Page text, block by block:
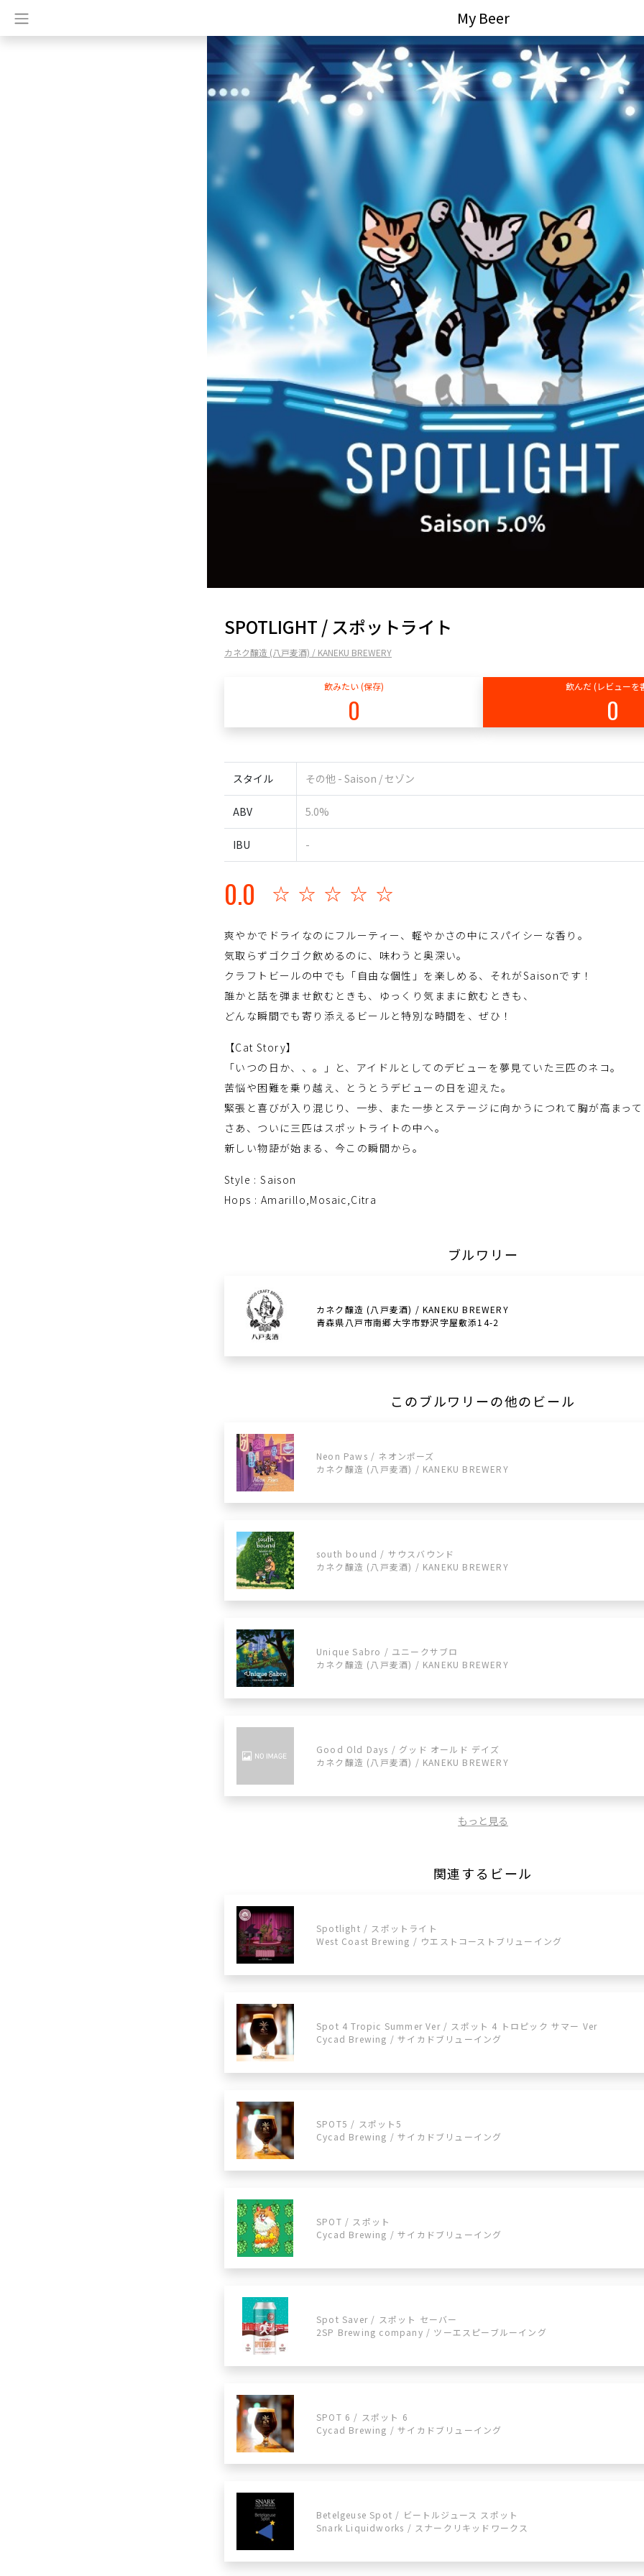
My Beer
SPOTLIGHT / スポットライト
カネク醸造 (八戸麦酒) / KANEKU BREWERY
飲みたい (保存)
0
飲んだ (レビューを
0
スタイル その他 - Saison / セゾン
ABV 5.0%
IBU -
0.0 ☆☆☆☆☆
爽やかでドライなのにフルーティー、軽やかさの中にスパイシーな香り。
気取らずゴクゴク飲めるのに、味わうと奥深い。
クラフトビールの中でも「自由な個性」を楽しめる、それがSaisonです！
誰かと話を弾ませ飲むときも、ゆっくり気ままに飲むときも、
どんな瞬間でも寄り添えるビールと特別な時間を、ぜひ！
【Cat Story】
「いつの日か、、。」と、アイドルとしてのデビューを夢見ていた三匹のネコ。
苦悩や困難を乗り越え、とうとうデビューの日を迎えた。
緊張と喜びが入り混じり、一歩、また一歩とステージに向かうにつれて胸が高まっ
さあ、ついに三匹はスポットライトの中へ。
新しい物語が始まる、今この瞬間から。
Style : Saison
Hops : Amarillo,Mosaic,Citra
ブルワリー
カネク醸造 (八戸麦酒) / KANEKU BREWERY
青森県八戸市南郷大字市野沢字屋敷添14-2
このブルワリーの他のビール
Neon Paws / ネオンポーズ
カネク醸造 (八戸麦酒) / KANEKU BREWERY
south bound / サウスバウンド
カネク醸造 (八戸麦酒) / KANEKU BREWERY
Unique Sabro / ユニークサブロ
カネク醸造 (八戸麦酒) / KANEKU BREWERY
Good Old Days / グッド オールド デイズ
カネク醸造 (八戸麦酒) / KANEKU BREWERY
もっと見る
関連するビール
Spotlight / スポットライト
West Coast Brewing / ウエストコーストブリューイング
Spot 4 Tropic Summer Ver / スポット 4 トロピック サマー Ver
Cycad Brewing / サイカドブリューイング
SPOT5 / スポット5
Cycad Brewing / サイカドブリューイング
SPOT / スポット
Cycad Brewing / サイカドブリューイング
Spot Saver / スポット セーバー
2SP Brewing company / ツーエスピーブルーイング
SPOT 6 / スポット 6
Cycad Brewing / サイカドブリューイング
Betelgeuse Spot / ビートルジュース スポット
Snark Liquidworks / スナークリキッドワークス